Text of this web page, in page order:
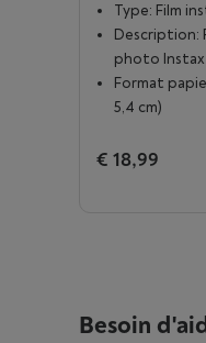
Type: Film
Description:
photo Instax
Format
5,4 cm)
€ 18,99
Besoin